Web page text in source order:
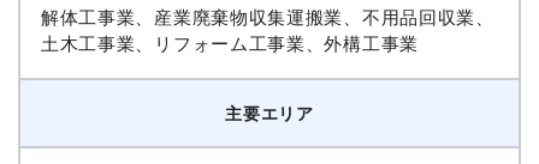
解体工事業、産業廃棄物収集運搬業、不用品回収業、
土木工事業、リフォーム工事業、外構工事業
主要エリア